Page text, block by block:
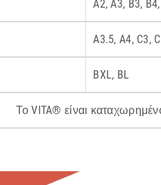
A2, A3, B3,
A3.5, A4, C3,
BXL, BL
Το VITA® είναι